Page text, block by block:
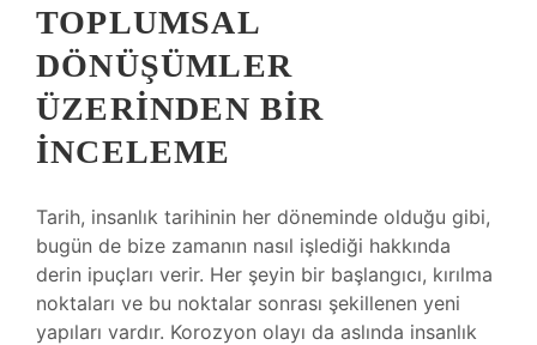
TOPLUMSAL
DÖNÜŞÜMLER
ÜZERINDEN BIR
İNCELEME
Tarih, insanlık tarihinin her döneminde olduğu gibi,
bugün de bize zamanın nasıl işlediği hakkında
derin ipuçları verir. Her şeyin bir başlangıcı, kırılma
noktaları ve bu noktalar sonrası şekillenen yeni
yapıları vardır. Korozyon olayı da aslında insanlık